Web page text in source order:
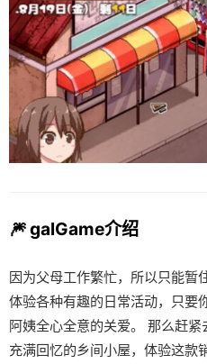
🎆 galGame介绍
因为父母工作繁忙，所以只能暂
体验各种有趣的日常活动，只要
阿姨全心全意的关爱。 那么赶
充满回忆的乡间小屋，体验这款